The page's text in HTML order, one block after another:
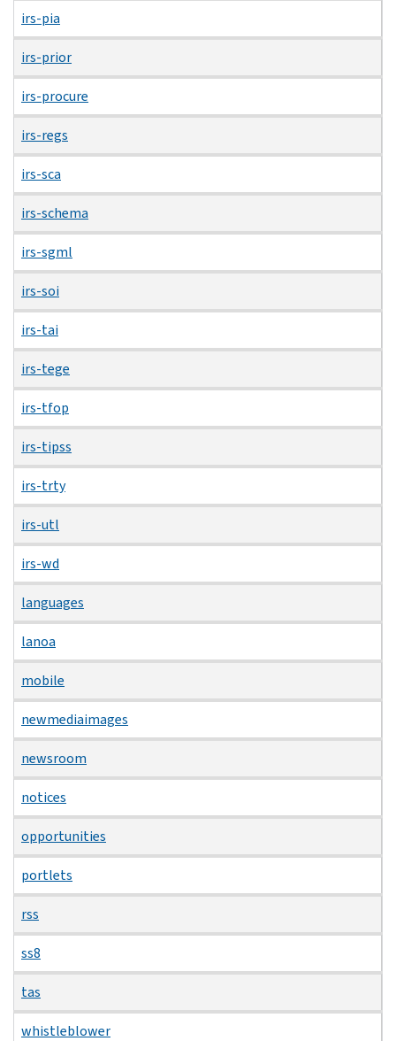
irs-pia
irs-prior
irs-procure
irs-regs
irs-sca
irs-schema
irs-sgml
irs-soi
irs-tai
irs-tege
irs-tfop
irs-tipss
irs-trty
irs-utl
irs-wd
languages
lanoa
mobile
newmediaimages
newsroom
notices
opportunities
portlets
rss
ss8
tas
whistleblower